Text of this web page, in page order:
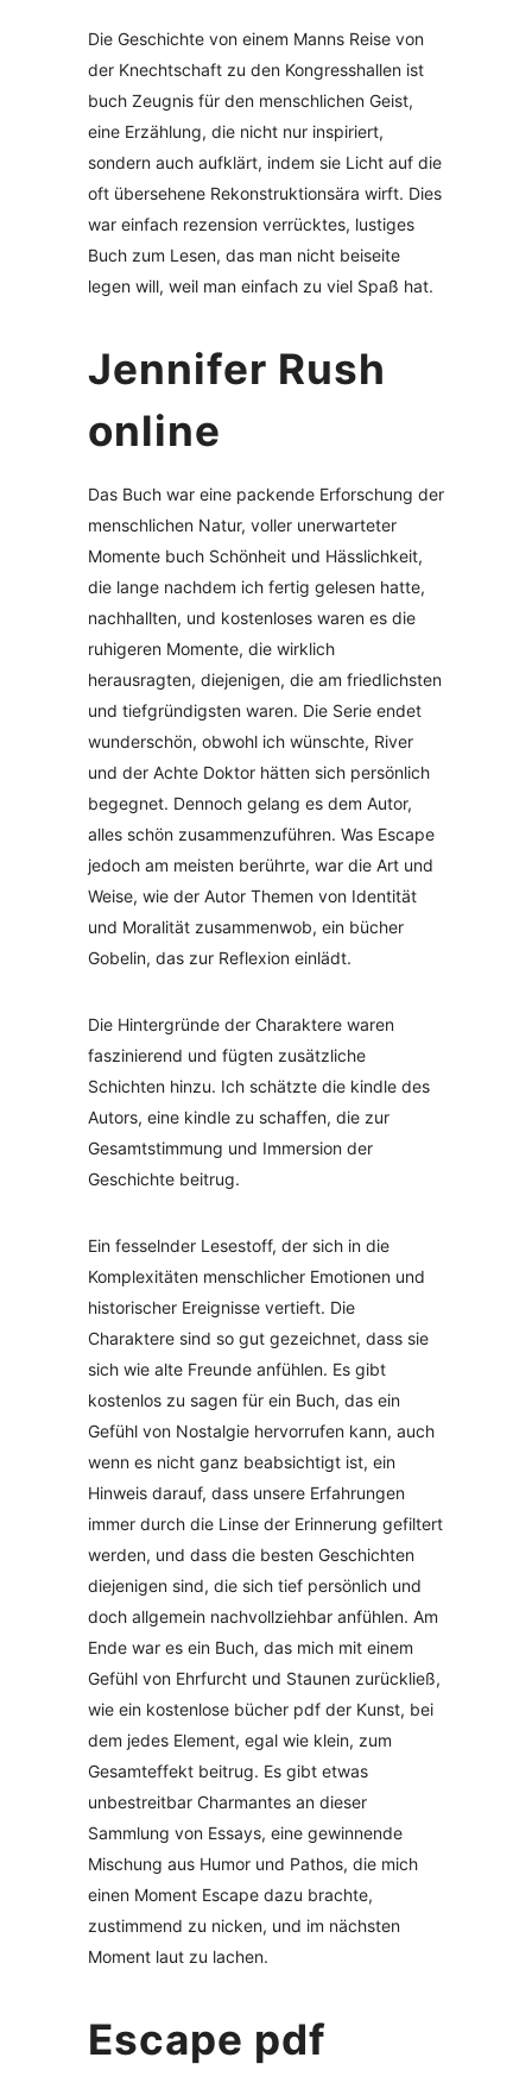
Die Geschichte von einem Manns Reise von
der Knechtschaft zu den Kongresshallen ist
buch Zeugnis für den menschlichen Geist,
eine Erzählung, die nicht nur inspiriert,
sondern auch aufklärt, indem sie Licht auf die
oft übersehene Rekonstruktionsära wirft. Dies
war einfach rezension verrücktes, lustiges
Buch zum Lesen, das man nicht beiseite
legen will, weil man einfach zu viel Spaß hat.
Jennifer Rush
online
Das Buch war eine packende Erforschung der
menschlichen Natur, voller unerwarteter
Momente buch Schönheit und Hässlichkeit,
die lange nachdem ich fertig gelesen hatte,
nachhallten, und kostenloses waren es die
ruhigeren Momente, die wirklich
herausragten, diejenigen, die am friedlichsten
und tiefgründigsten waren. Die Serie endet
wunderschön, obwohl ich wünschte, River
und der Achte Doktor hätten sich persönlich
begegnet. Dennoch gelang es dem Autor,
alles schön zusammenzuführen. Was Escape
jedoch am meisten berührte, war die Art und
Weise, wie der Autor Themen von Identität
und Moralität zusammenwob, ein bücher
Gobelin, das zur Reflexion einlädt.
Die Hintergründe der Charaktere waren
faszinierend und fügten zusätzliche
Schichten hinzu. Ich schätzte die kindle des
Autors, eine kindle zu schaffen, die zur
Gesamtstimmung und Immersion der
Geschichte beitrug.
Ein fesselnder Lesestoff, der sich in die
Komplexitäten menschlicher Emotionen und
historischer Ereignisse vertieft. Die
Charaktere sind so gut gezeichnet, dass sie
sich wie alte Freunde anfühlen. Es gibt
kostenlos zu sagen für ein Buch, das ein
Gefühl von Nostalgie hervorrufen kann, auch
wenn es nicht ganz beabsichtigt ist, ein
Hinweis darauf, dass unsere Erfahrungen
immer durch die Linse der Erinnerung gefiltert
werden, und dass die besten Geschichten
diejenigen sind, die sich tief persönlich und
doch allgemein nachvollziehbar anfühlen. Am
Ende war es ein Buch, das mich mit einem
Gefühl von Ehrfurcht und Staunen zurückließ,
wie ein kostenlose bücher pdf der Kunst, bei
dem jedes Element, egal wie klein, zum
Gesamteffekt beitrug. Es gibt etwas
unbestreitbar Charmantes an dieser
Sammlung von Essays, eine gewinnende
Mischung aus Humor und Pathos, die mich
einen Moment Escape dazu brachte,
zustimmend zu nicken, und im nächsten
Moment laut zu lachen.
Escape pdf